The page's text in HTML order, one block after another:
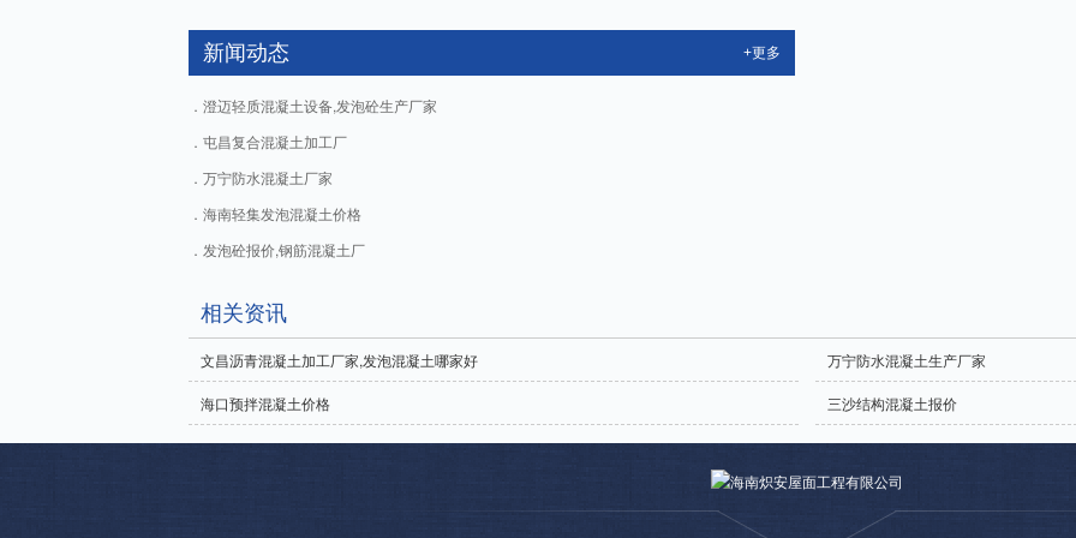
新闻动态 +更多
澄迈轻质混凝土设备,发泡砼生产厂家
屯昌复合混凝土加工厂
万宁防水混凝土厂家
海南轻集发泡混凝土价格
发泡砼报价,钢筋混凝土厂
相关资讯
文昌沥青混凝土加工厂家,发泡混凝土哪家好 万宁防水混凝土生产厂家
海口预拌混凝土价格 三沙结构混凝土报价